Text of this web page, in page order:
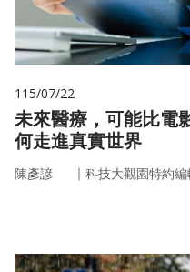
115/07/22
未來醫療，可能比電
何走進真實世界
陳彥諺 ｜ 科技大觀園特約編